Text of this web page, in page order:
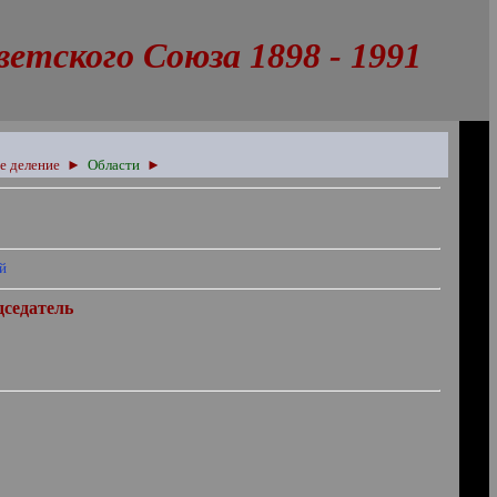
Союза 1898 - 1991
деление ► Области ►